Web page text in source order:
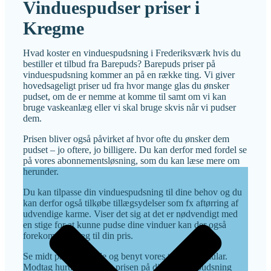
Vinduespudser priser i
Kregme
Hvad koster en vinduespudsning i Frederiksværk hvis du
bestiller et tilbud fra Barepuds? Barepuds priser på
vinduespudsning kommer an på en række ting. Vi giver
hovedsageligt priser ud fra hvor mange glas du ønsker
pudset, om de er nemme at komme til samt om vi kan
bruge vaskeanlæg eller vi skal bruge skvis når vi pudser
dem.
Prisen bliver også påvirket af hvor ofte du ønsker dem
pudset – jo oftere, jo billigere. Du kan derfor med fordel se
på vores abonnementsløsning, som du kan læse mere om
herunder.
Du kan tilpasse din vinduespudsning til dine behov og du
kan derfor også tilkøbe tillægsydelser som fx aftørring af
udvendige karme. Viser det sig at det er nødvendigt med
en stige for at kunne pudse dine vinduer kan der også
forekomme tillæg til din pris.
Se midt på denne side og benyt vores tilbudsformular.
Modtag hurtigt og nemt prisen på din vinduespudsning